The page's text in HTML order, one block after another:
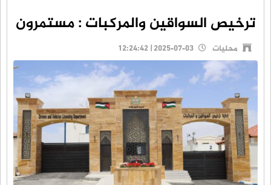
ترخيص السواقين والمركبات : مستمرون
محليات